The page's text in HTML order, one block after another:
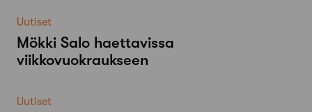
Uutiset
Mökki Salo haettavissa
viikkovuokraukseen
Uutiset